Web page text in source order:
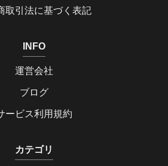
取引法に基づく表記
INFO
運営会社
ブログ
ービス利用規約
カテゴリ